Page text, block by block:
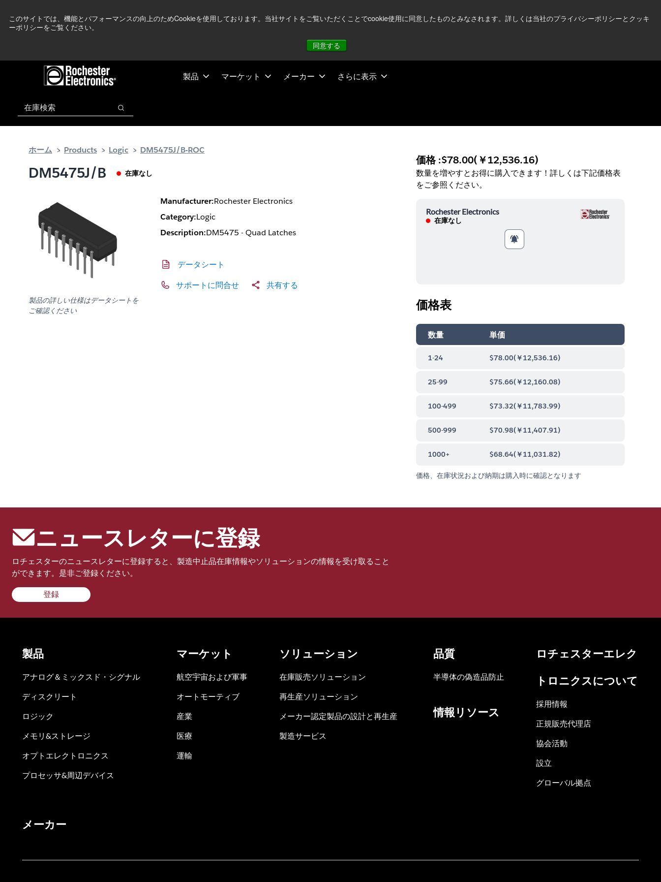
このサイトでは、機能とパフォーマンスの向上のためCookieを使用しております。当社サイトをご覧いただくことでcookie使用に同意したものとみなされます。詳しくは当社のプライバシーポリシーとクッキ
ーポリシーをご覧ください。
同意する
製品 マーケット メーカー さらに表示
検索
検索
ホーム Products Logic DM5475J/B-ROC
DM5475J/B 在庫なし
製品の詳しい仕様はデータシートを
ご確認ください
Manufacturer:Rochester Electronics
Category:Logic
Description:DM5475 - Quad Latches
データシート
サポートに問合せ 共有する
価格 :$78.00(￥12,536.16)
数量を増やすとお得に購入できます！詳しくは下記価格表
をご参照ください。
Rochester Electronics
在庫なし
価格表
数量 単価
1-24 $78.00(￥12,536.16)
25-99 $75.66(￥12,160.08)
100-499 $73.32(￥11,783.99)
500-999 $70.98(￥11,407.91)
1000+ $68.64(￥11,031.82)
価格、在庫状況および納期は購入時に確認となります
ニュースレターに登録
ロチェスターのニュースレターに登録すると、製造中止品在庫情報やソリューションの情報を受け取ること
ができます。是非ご登録ください。
登録
製品
アナログ＆ミックスド・シグナル
ディスクリート
ロジック
メモリ&ストレージ
オプトエレクトロニクス
プロセッサ&周辺デバイス
マーケット
航空宇宙および軍事
オートモーティブ
産業
医療
運輸
ソリューション
在庫販売ソリューション
再生産ソリューション
メーカー認定製品の設計と再生産
製造サービス
品質
半導体の偽造品防止
情報リソース
ロチェスターエレク
トロニクスについて
採用情報
正規販売代理店
協会活動
設立
グローバル拠点
メーカー